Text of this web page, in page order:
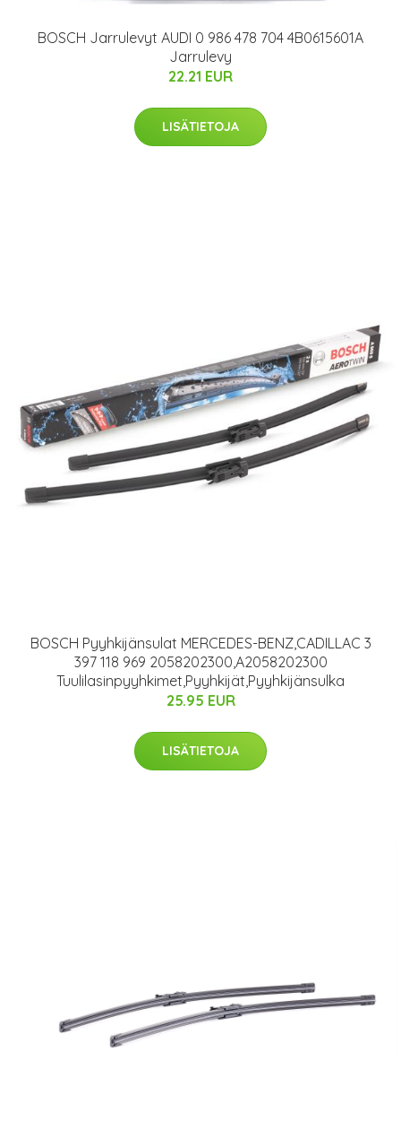
BOSCH Jarrulevyt AUDI 0 986 478 704 4B0615601A
Jarrulevy
22.21 EUR
LISÄTIETOJA
BOSCH Pyyhkijänsulat MERCEDES-BENZ,CADILLAC 3
397 118 969 2058202300,A2058202300
Tuulilasinpyyhkimet,Pyyhkijät,Pyyhkijänsulka
25.95 EUR
LISÄTIETOJA